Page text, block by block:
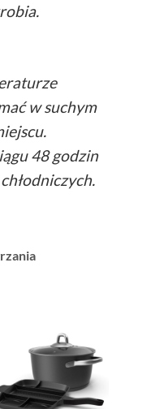
w suchym
48 godzin